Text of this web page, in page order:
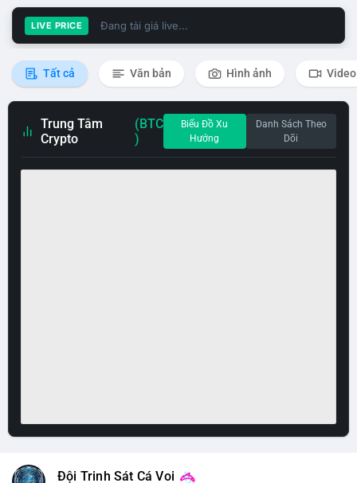
LIVE PRICE Đang tải giá live...
Tất cả Văn bản Hình ảnh Video
Trung Tâm
Crypto
(BTC
)
Biểu Đồ Xu
Hướng
Danh Sách Theo
Dõi
Đội Trinh Sát Cá Voi